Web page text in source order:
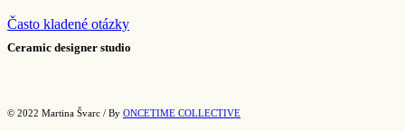
Často kladené otázky
Ceramic designer studio
© 2022 Martina Švarc / By ONCETIME COLLECTIVE